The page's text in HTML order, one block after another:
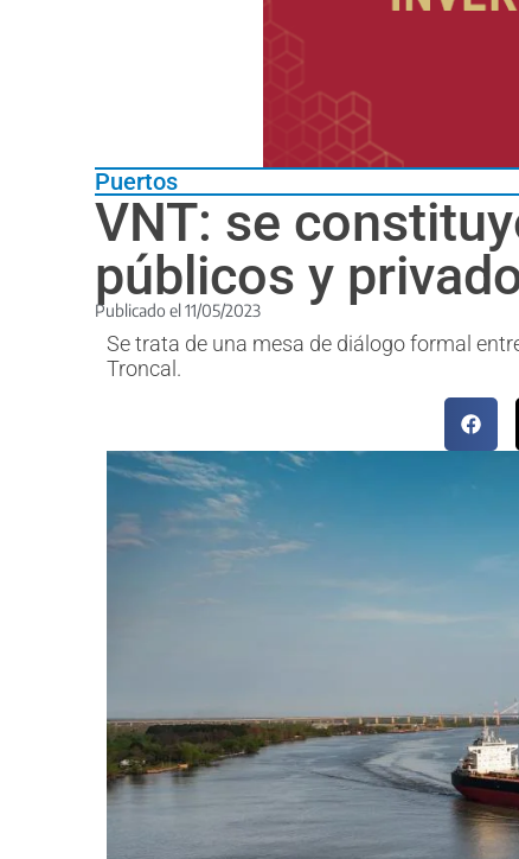
Puertos
VNT: se
públicos y
Publicado el 11/05/2023
Se trata de una mesa de diálogo formal
Troncal.